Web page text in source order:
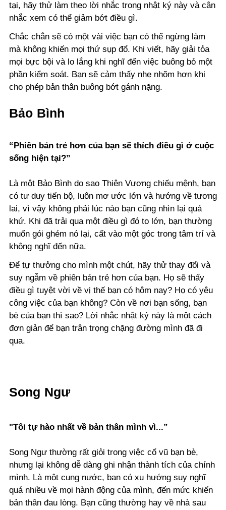
tại, hãy thử làm theo lời nhắc trong nhật ký này và cân
nhắc xem có thể giảm bớt điều gì.
Chắc chắn sẽ có một vài việc bạn có thể ngừng làm
mà không khiến mọi thứ sụp đổ. Khi viết, hãy giải tỏa
mọi bực bội và lo lắng khi nghĩ đến việc buông bỏ một
phần kiểm soát. Bạn sẽ cảm thấy nhẹ nhõm hơn khi
cho phép bản thân buông bớt gánh nặng.
Bảo Bình
“Phiên bản trẻ hơn của bạn sẽ thích điều gì ở cuộc
sống hiện tại?”
Là một Bảo Bình do sao Thiên Vương chiếu mệnh, bạn
có tư duy tiến bộ, luôn mơ ước lớn và hướng về tương
lai, vì vậy không phải lúc nào bạn cũng nhìn lại quá
khứ. Khi đã trải qua một điều gì đó to lớn, bạn thường
muốn gói ghém nó lại, cất vào một góc trong tâm trí và
không nghĩ đến nữa.
Để tự thưởng cho mình một chút, hãy thử thay đổi và
suy ngẫm về phiên bản trẻ hơn của bạn. Họ sẽ thấy
điều gì tuyệt vời về vị thế bạn có hôm nay? Họ có yêu
công việc của bạn không? Còn về nơi bạn sống, bạn
bè của bạn thì sao? Lời nhắc nhật ký này là một cách
đơn giản để bạn trân trọng chặng đường mình đã đi
qua.
Song Ngư
"Tôi tự hào nhất về bản thân mình vì...”
Song Ngư thường rất giỏi trong việc cổ vũ bạn bè,
nhưng lại không dễ dàng ghi nhận thành tích của chính
mình. Là một cung nước, bạn có xu hướng suy nghĩ
quá nhiều về mọi hành động của mình, đến mức khiến
bản thân đau lòng. Bạn cũng thường hay về nhà sau